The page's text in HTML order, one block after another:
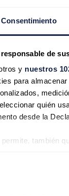
Consentimiento
de
y nuestros
para
quién
desde la
permite, también
Egipto alcanzará
de
En este